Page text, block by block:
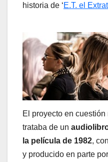
historia de ‘E.T. el
El proyecto en
trataba de un
la película de 1982,
y producido en parte